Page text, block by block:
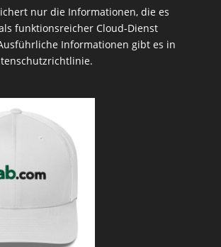
nur die Informationen, die es
funktionsreicher Cloud-Dienst
Informationen gibt es in
.